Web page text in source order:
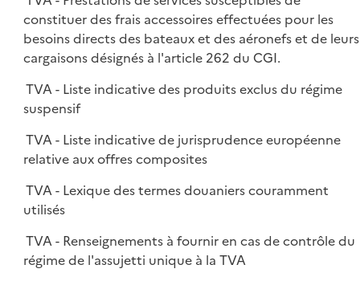
constituer des frais accessoires effectuées pour les
besoins directs des bateaux et des aéronefs et de leurs
cargaisons désignés à l'article 262 du CGI.
TVA - Liste indicative des produits exclus du régime
suspensif
TVA - Liste indicative de jurisprudence européenne
relative aux offres composites
TVA - Lexique des termes douaniers couramment
utilisés
TVA - Renseignements à fournir en cas de contrôle du
régime de l'assujetti unique à la TVA